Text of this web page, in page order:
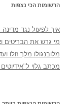
הרשומות הכי נצפות
איך לפעול נגד
מי גרש את הבריטים
מלובנגולו מלך זולו
מכתב גלוי